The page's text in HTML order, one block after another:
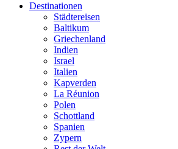
Destinationen
Städtereisen
Baltikum
Griechenland
Indien
Israel
Italien
Kapverden
La Réunion
Polen
Schottland
Spanien
Zypern